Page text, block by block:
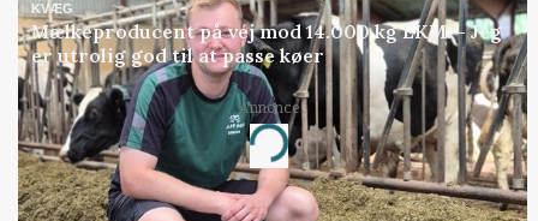
KVÆG
Mælkeproducent på vej mod 14.000 kg EKM: - Jeg
er utrolig god til at passe køer
Annonce
Loading...